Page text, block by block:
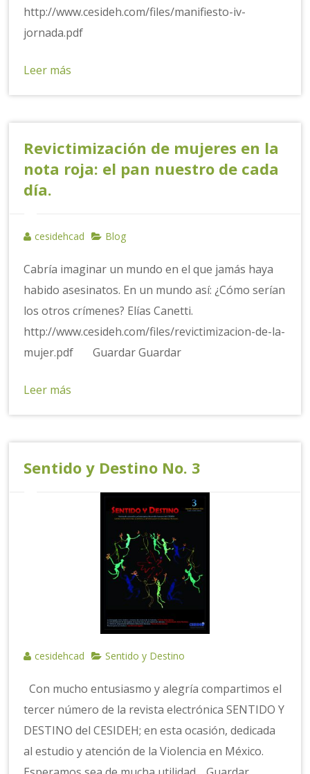
http://www.cesideh.com/files/manifiesto-iv-
jornada.pdf
Leer más
Revictimización de mujeres en la
nota roja: el pan nuestro de cada
día.
cesidehcad Blog
Cabría imaginar un mundo en el que jamás haya
habido asesinatos. En un mundo así: ¿Cómo serían
los otros crímenes? Elías Canetti.
http://www.cesideh.com/files/revictimizacion-de-la-
mujer.pdf Guardar Guardar
Leer más
Sentido y Destino No. 3
cesidehcad Sentido y Destino
Con mucho entusiasmo y alegría compartimos el
tercer número de la revista electrónica SENTIDO Y
DESTINO del CESIDEH; en esta ocasión, dedicada
al estudio y atención de la Violencia en México.